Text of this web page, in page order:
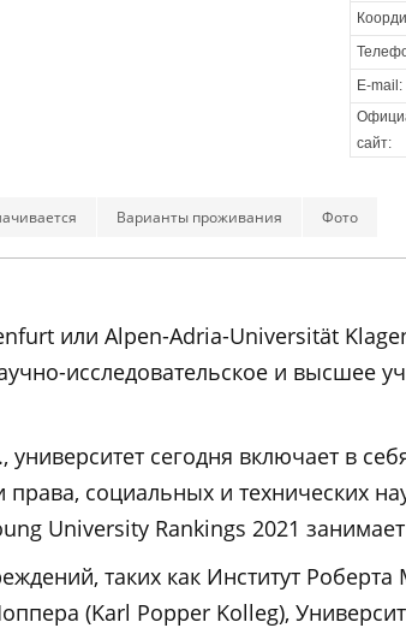
E-mail:
сайт:
Варианты проживания Фото
или Alpen-Adria-Universität
исследовательское и высшее
сегодня включает в
социальных и технических
University Rankings 2021
таких как Институт
(Karl Popper Kolleg),